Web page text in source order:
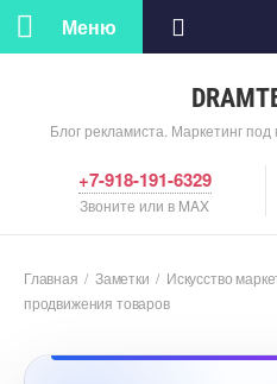
Блог рекламиста. Маркетинг под
Меню
+7-918-191-6329
Звоните или в MAX
Главная / Заметки / Искусство
продвижения товаро